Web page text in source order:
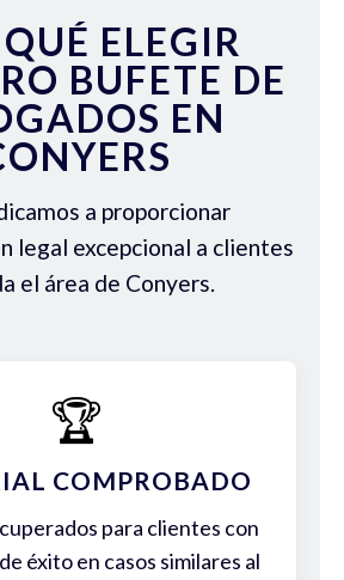
ELEGIR
BUFETE DE
EN
a proporcionar
legal excepcional a clientes
el área de Conyers.
🏆
COMPROBADO
para clientes con
éxito en casos similares al